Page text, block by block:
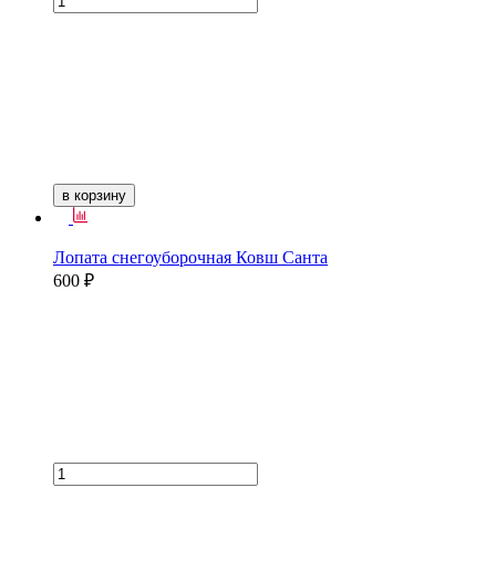
в корзину
Лопата снегоуборочная Ковш Санта
600 ₽